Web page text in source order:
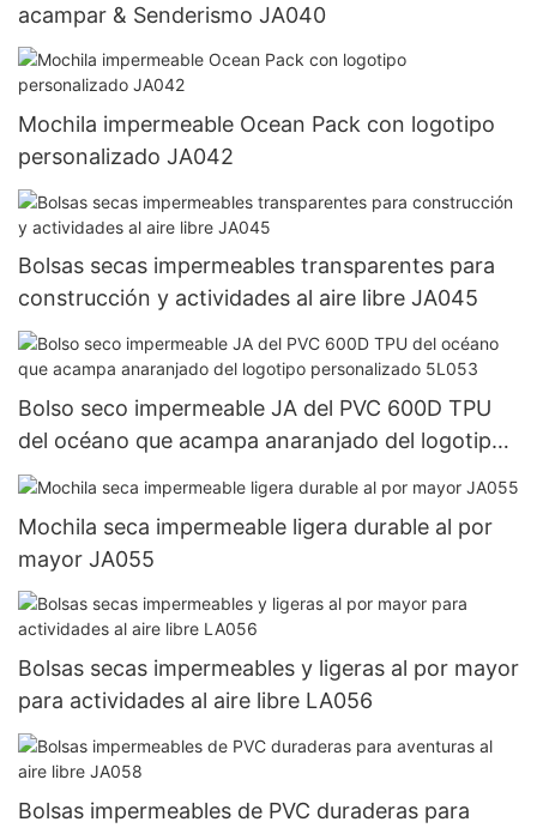
acampar & Senderismo JA040
Mochila impermeable Ocean Pack con logotipo
personalizado JA042
Bolsas secas impermeables transparentes para
construcción y actividades al aire libre JA045
Bolso seco impermeable JA del PVC 600D TPU
del océano que acampa anaranjado del logotipo
personalizado 5L053
Mochila seca impermeable ligera durable al por
mayor JA055
Bolsas secas impermeables y ligeras al por mayor
para actividades al aire libre LA056
Bolsas impermeables de PVC duraderas para